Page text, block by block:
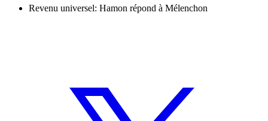
Revenu universel: Hamon répond à Mélenchon